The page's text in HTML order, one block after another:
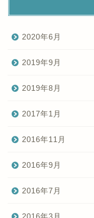
2020年6月
2019年9月
2019年8月
2017年1月
2016年11月
2016年9月
2016年7月
2016年3月